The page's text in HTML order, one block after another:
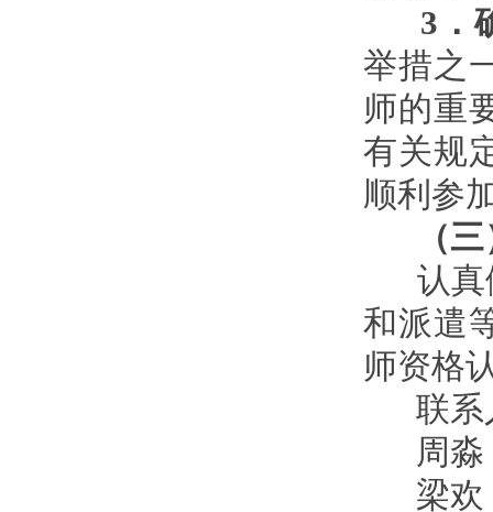
3
举措之
师的重
有关规
顺利参
（
认真
和派遣
师资格
联系
周淼
梁欢